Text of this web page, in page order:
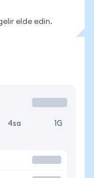
elde edin.
4sa 1G